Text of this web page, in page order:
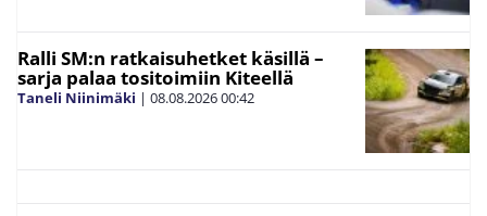
Ralli SM:n ratkaisuhetket käsillä –
sarja palaa tositoimiin Kiteellä
Taneli Niinimäki | 08.08.202600:42